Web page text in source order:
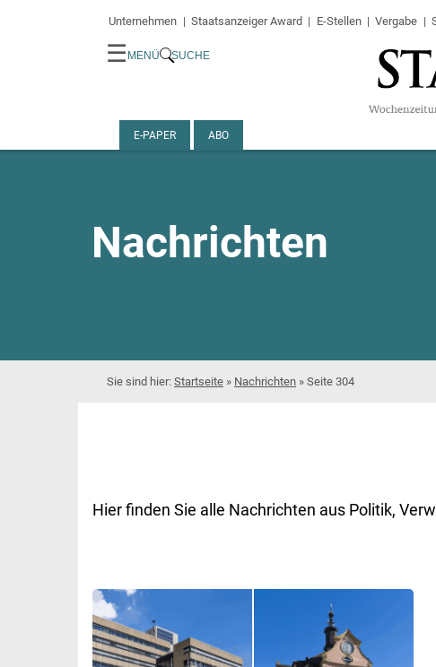
Unternehmen Staatsanzeiger Award E-Stellen Vergabe
☰ MENÜ SUCHE
E-PAPER ABO
Nachrichten
Startseite » Nachrichten » Seite 304
Hier finden Sie alle Nachrichten aus Politik,